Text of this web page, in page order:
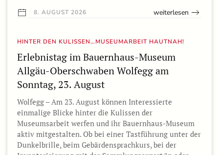
8. AUGUST 2026 weiterlesen
HINTER DEN KULISSEN…MUSEUMARBEIT HAUTNAH!
Erlebnistag im Bauernhaus-Museum
Allgäu-Oberschwaben Wolfegg am
Sonntag, 23. August
Wolfegg – Am 23. August können Interessierte
einmalige Blicke hinter die Kulissen der
Museumsarbeit werfen und ihr Bauernhaus-Museum
aktiv mitgestalten. Ob bei einer Tastführung unter der
Dunkelbrille, beim Gebärdensprachkurs, bei der